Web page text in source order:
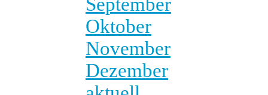
Oktober
November
Dezember